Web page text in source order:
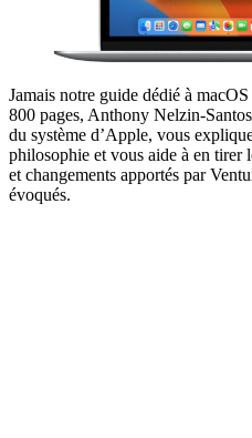
Jamais notre guide dédié à
800 pages, Anthony Nelzin-
du système d’Apple, vous
philosophie et vous aide à en tirer
et changements apportés par
évoqués.